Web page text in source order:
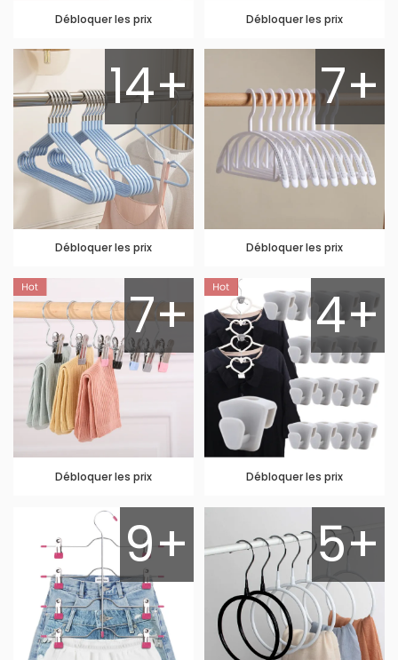
Débloquer les prix Débloquer les prix
14+
Débloquer les prix
7+
Débloquer les prix
7+
Débloquer les prix
4+
Débloquer les prix
9+ 5+